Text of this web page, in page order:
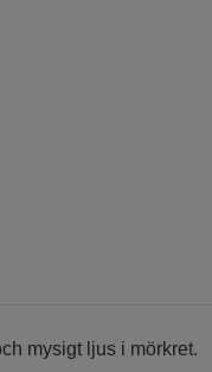
mysigt ljus i mörkret.